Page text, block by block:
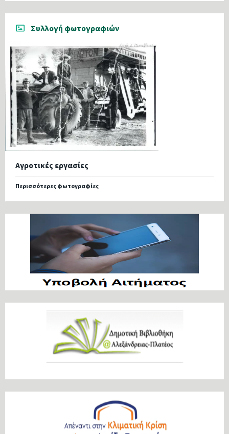
Συλλογή φωτογραφιών
Αγροτικές εργασίες
Περισσότερες φωτογραφίες